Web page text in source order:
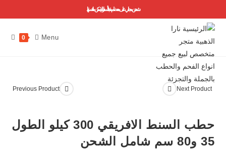
شحن مجاني على معظم منتجاتنا ..أسعارنا لا يمكن منافستها
0 Menu
Previous Product Next Product
حطب السنط الافريقي 300 كيلو الطول
35 و80 سم شامل الشحن